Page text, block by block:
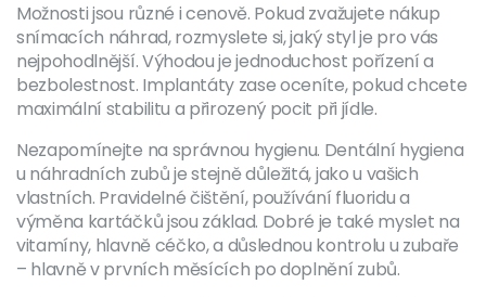
Možnosti jsou různé i cenově. Pokud zvažujete nákup
snímacích náhrad, rozmyslete si, jaký styl je pro vás
nejpohodlnější. Výhodou je jednoduchost pořízení a
bezbolestnost. Implantáty zase oceníte, pokud chcete
maximální stabilitu a přirozený pocit při jídle.
Nezapomínejte na správnou hygienu. Dentální hygiena
u náhradních zubů je stejně důležitá, jako u vašich
vlastních. Pravidelné čištění, používání fluoridu a
výměna kartáčků jsou základ. Dobré je také myslet na
vitamíny, hlavně céčko, a důslednou kontrolu u zubaře
– hlavně v prvních měsících po doplnění zubů.